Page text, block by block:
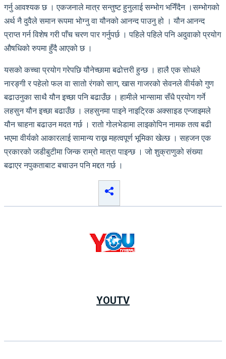
गर्नु आवश्यक छ । एकजनाले मात्र सन्तुष्ट हुनुलाई सम्भोग भनिँदैन ।सम्भोगको
अर्थ नै दुवैले समान रूपमा भोग्नु वा यौनको आनन्द पाउनु हो । यौन आनन्द
प्राप्त गर्न विशेष गरी पाँच चरण पार गर्नुपर्छ । पहिले पहिले पनि अदुवाको प्रयोग
औषधिको रुपमा हुँदै आएको छ ।
यसको कच्चा प्रयोग गरेपछि यौनेच्छामा बढोत्तरी हुन्छ । हालै एक सोधले
नारङ्गी र पहेलो फल वा सातो रंगको साग, खास गाजरको सेवनले वीर्यको गुण
बढाउनुका साथै यौन इच्छा पनि बढाउँछ । हामीले भान्सामा सँधै प्रयोग गर्ने
लहसुन यौन इच्छा बढाउँछ । लहसुनमा पाइने नाइट्रिक अक्साइड एन्जाइमले
यौन चाहना बढाउन मदत गर्छ । रातो गोलभेडामा लाइकोपिन नामक तत्व बढी
भएमा वीर्यको आकारलाई सामान्य राख्न महत्वपूर्ण भूमिका खेल्छ । सहजन एक
प्रकारको जडीबुटीमा जिन्क राम्रो मात्रा पाइन्छ । जो शुक्राणुको संख्या
बढाएर नपुकताबाट बचाउन पनि मद्दत गर्छ ।
YOUTV